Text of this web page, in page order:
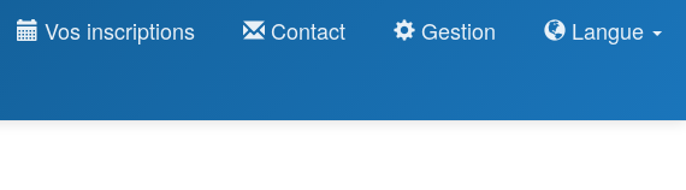
Vos inscriptions Contact Gestion Langue